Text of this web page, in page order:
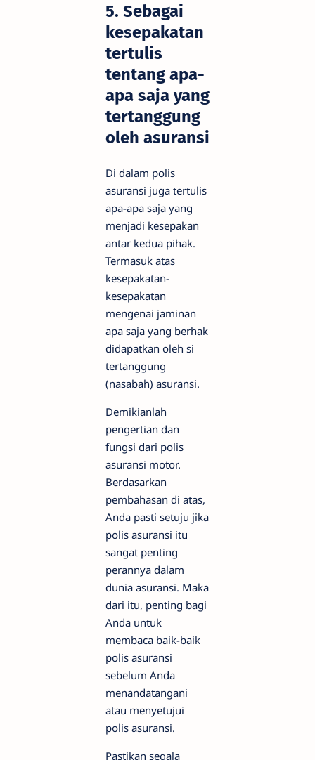
5. Sebagai
kesepakatan
tertulis
tentang apa-
apa saja yang
tertanggung
oleh asuransi
Di dalam polis
asuransi juga tertulis
apa-apa saja yang
menjadi kesepakan
antar kedua pihak.
Termasuk atas
kesepakatan-
kesepakatan
mengenai jaminan
apa saja yang berhak
didapatkan oleh si
tertanggung
(nasabah) asuransi.
Demikianlah
pengertian dan
fungsi dari polis
asuransi motor.
Berdasarkan
pembahasan di atas,
Anda pasti setuju jika
polis asuransi itu
sangat penting
perannya dalam
dunia asuransi. Maka
dari itu, penting bagi
Anda untuk
membaca baik-baik
polis asuransi
sebelum Anda
menandatangani
atau menyetujui
polis asuransi.
Pastikan segala